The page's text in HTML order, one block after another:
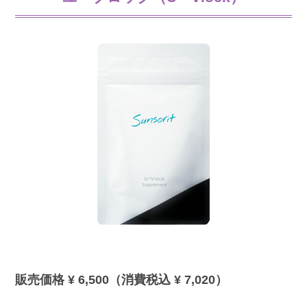
販売価格 ¥ 6,500（消費税込 ¥ 7,020）